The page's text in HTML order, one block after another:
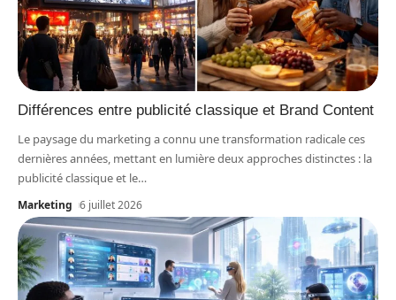
Différences entre publicité classique et Brand Content
Le paysage du marketing a connu une transformation radicale ces
dernières années, mettant en lumière deux approches distinctes : la
publicité classique et le…
Marketing 6 juillet 2026